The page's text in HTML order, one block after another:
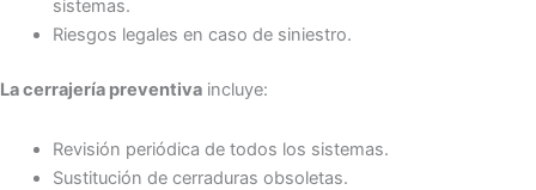
sistemas.
Riesgos legales en caso de siniestro.
La cerrajería preventiva incluye:
Revisión periódica de todos los sistemas.
Sustitución de cerraduras obsoletas.